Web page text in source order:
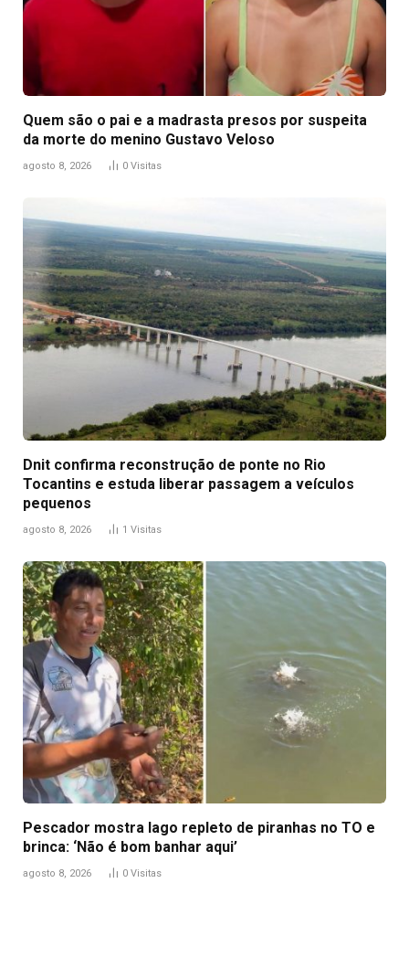
Quem são o pai e a madrasta presos por suspeita
da morte do menino Gustavo Veloso
agosto 8, 2026 0 Visitas
Dnit confirma reconstrução de ponte no Rio
Tocantins e estuda liberar passagem a veículos
pequenos
agosto 8, 2026 1 Visitas
Pescador mostra lago repleto de piranhas no TO e
brinca: ‘Não é bom banhar aqui’
agosto 8, 2026 0 Visitas